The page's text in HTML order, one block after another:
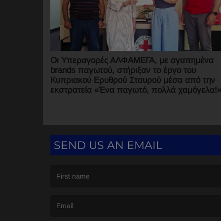
Οι Υπεραγορές ΑΛΦΑΜΕΓΑ, με αγαπημένα
brands παγωτού, στήριξαν το έργο του
Κυπριακού Ερυθρού Σταυρού μέσα από την
εκστρατεία «Ένα παγωτό, πολλά
SEND US AN EMAIL